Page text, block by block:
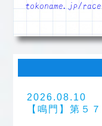
tokoname.jp/
2026.08.10
【鳴門】第５